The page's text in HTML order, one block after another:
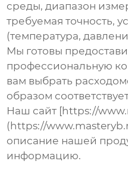
среды, диапазон
требуемая точность,
(температура,
Мы готовы
профессиональную
вам выбрать
образом
Наш сайт [https://
(https://
описание нашей
информацию.